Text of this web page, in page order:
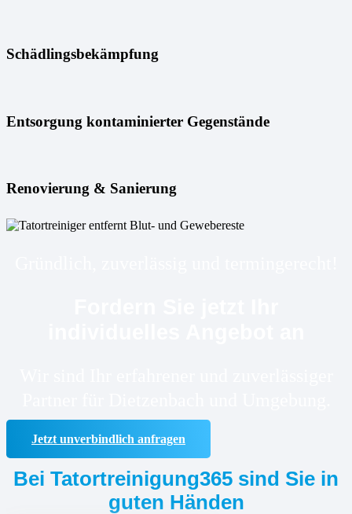
Schädlingsbekämpfung
Entsorgung kontaminierter Gegenstände
Renovierung & Sanierung
Jetzt unverbindlich anfragen
Bei Tatortreinigung365 sind Sie in
guten Händen